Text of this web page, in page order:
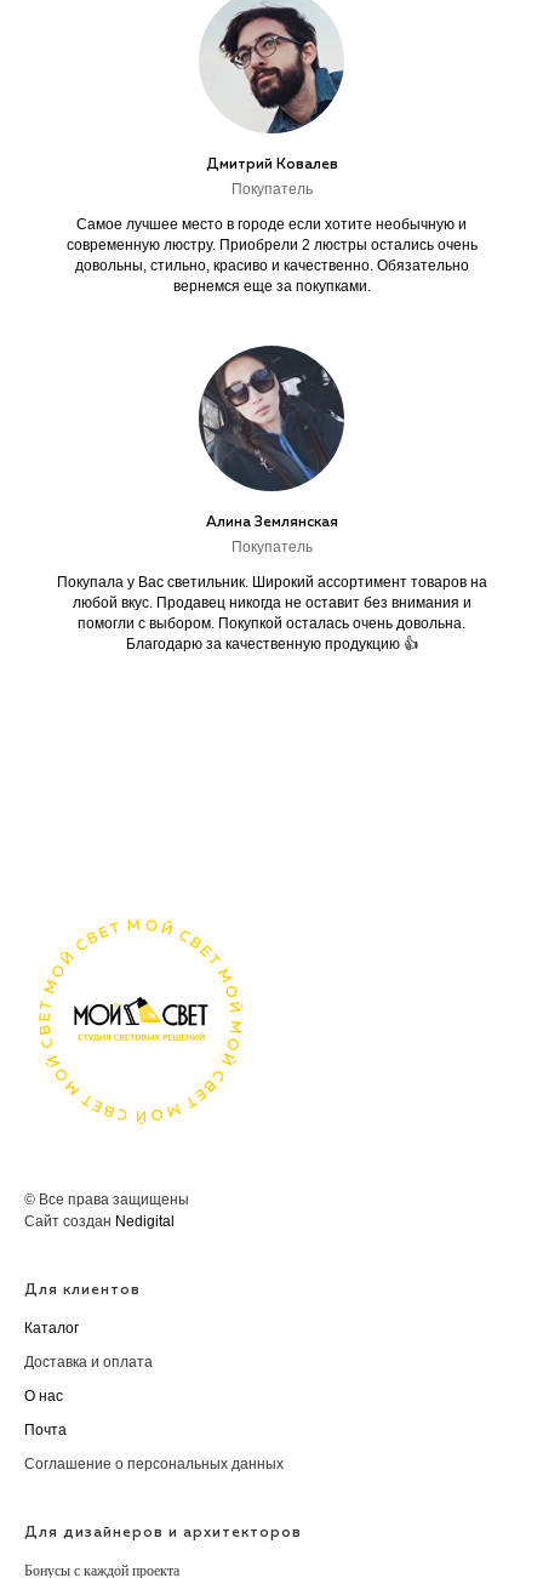
Дмитрий Ковалев
Покупатель
Самое лучшее место в городе если хотите необычную и
современную люстру. Приобрели 2 люстры остались очень
довольны, стильно, красиво и качественно. Обязательно
вернемся еще за покупками.
Алина Землянская
Покупатель
Покупала у Вас светильник. Широкий ассортимент товаров на
любой вкус. Продавец никогда не оставит без внимания и
помогли с выбором. Покупкой осталась очень довольна.
Благодарю за качественную продукцию 👍
© Все права защищены
Сайт создан Nedigital
Для клиентов
Каталог
Доставка и оплата
О нас
Почта
Соглашение о персональных данных
Для дизайнеров и архитекторов
Бонусы с каждой проекта